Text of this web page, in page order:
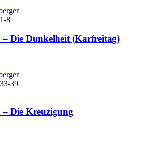
8
– Die Dunkelheit (Karfreitag)
39
– Die Kreuzigung